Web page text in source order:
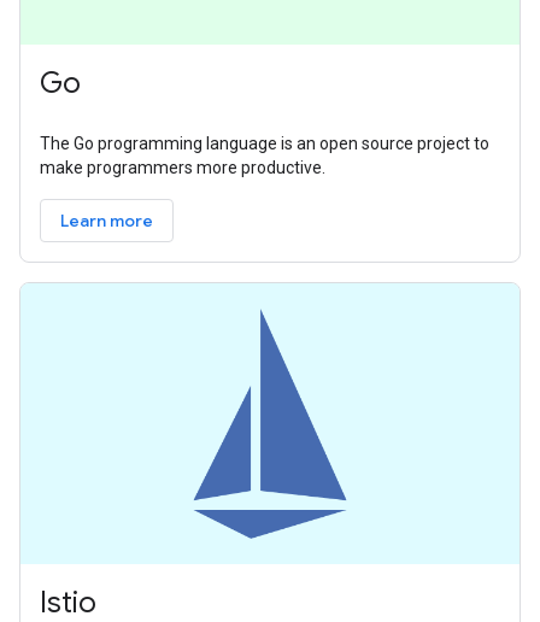
Go
The Go programming language is an open source project to
make programmers more productive.
Learn more
Istio